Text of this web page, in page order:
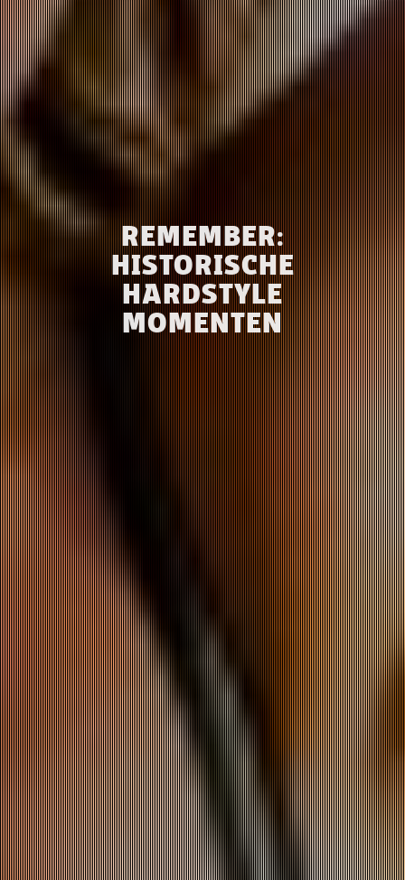
REMEMBER:
HISTORISCHE
HARDSTYLE
MOMENTEN